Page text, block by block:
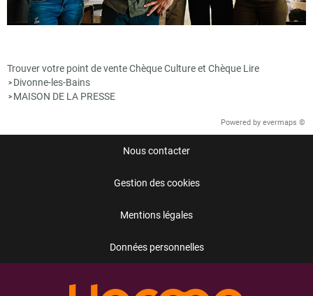
Trouver votre point de vente Chèque Culture et Chèque Lire
> Divonne-les-Bains
> MAISON DE LA PRESSE
Powered by evermaps ©
Nous contacter
Gestion des cookies
Mentions légales
Données personnelles